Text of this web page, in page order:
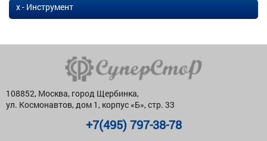
х - Инструмент
108852, Москва, город Щербинка,
ул. Космонавтов, дом 1, корпус «Б», стр. 33
+7(495) 797-38-78